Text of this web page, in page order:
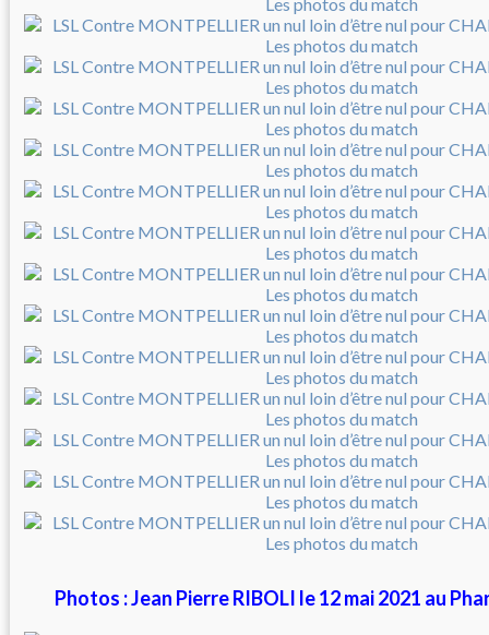
Photos : Jean Pierre RIBOLI le 12 mai 2021 au